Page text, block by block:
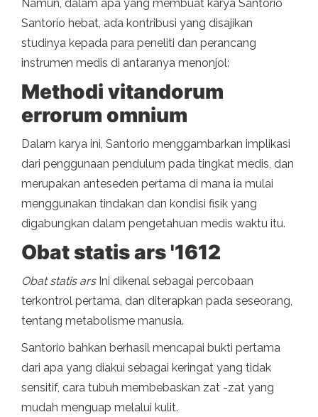
Namun, dalam apa yang membuat karya Santorio
Santorio hebat, ada kontribusi yang disajikan
studinya kepada para peneliti dan perancang
instrumen medis di antaranya menonjol:
Methodi vitandorum
errorum omnium
Dalam karya ini, Santorio menggambarkan implikasi
dari penggunaan pendulum pada tingkat medis, dan
merupakan anteseden pertama di mana ia mulai
menggunakan tindakan dan kondisi fisik yang
digabungkan dalam pengetahuan medis waktu itu.
Obat statis ars '1612
Obat statis arsIni dikenal sebagai percobaan
terkontrol pertama, dan diterapkan pada seseorang,
tentang metabolisme manusia.
Santorio bahkan berhasil mencapai bukti pertama
dari apa yang diakui sebagai keringat yang tidak
sensitif, cara tubuh membebaskan zat -zat yang
mudah menguap melalui kulit.